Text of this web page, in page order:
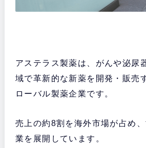
アステラス製薬は、がんや泌尿
域で革新的な新薬を開発・販売
ローバル製薬企業です。
売上の約8割を海外市場が占め
業を展開しています。